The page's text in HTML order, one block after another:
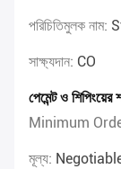
পরিচিতিমুলক নাম:
সাক্ষ্যদান: CO
পেমেন্ট ও শিপিংয়ের
Minimum
মূল্য: